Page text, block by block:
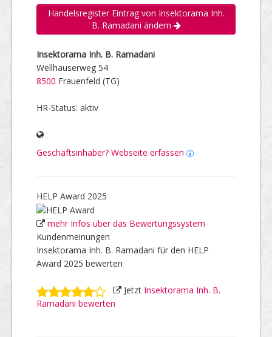
Handelsregister Eintrag von Insektorama Inh.
B. Ramadani ändern
Insektorama Inh. B. Ramadani
Wellhauserweg 54
8500 Frauenfeld (TG)
HR-Status: aktiv
Geschäftsinhaber? Webseite erfassen
HELP Award 2025
mehr Infos über das Bewertungssystem
Kundenmeinungen
Insektorama Inh. B. Ramadani für den HELP
Award 2025 bewerten
Jetzt Insektorama Inh. B.
Ramadani bewerten